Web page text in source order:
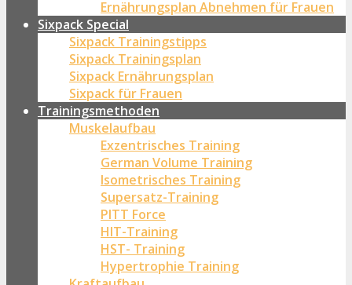
Ernährungsplan Abnehmen für Frauen
Sixpack Special
Sixpack Trainingstipps
Sixpack Trainingsplan
Sixpack Ernährungsplan
Sixpack für Frauen
Trainingsmethoden
Muskelaufbau
Exzentrisches Training
German Volume Training
Isometrisches Training
Supersatz-Training
PITT Force
HIT-Training
HST- Training
Hypertrophie Training